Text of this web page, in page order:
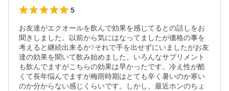
5
お友達がエクオールを飲んで効果を感じてるとの話しをお
聞きしました。以前から気にはなってましたが価格の事を
考えると継続出来るか❔️それで手を出せずにいましたがお友
達の効果を聞いて飲み始めました。いろんなサプリメント
も飲んでますがこちらの効果は早かったです。冷え性が酷
くて長年悩んでますが梅雨時期はとても辛く暑いのか寒い
のか分からない感じくらいです。しかし、最近ホンのちょ